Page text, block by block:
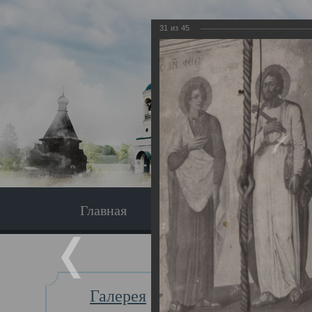
Главная Экскурсия
Галерея
Главная
31 из 45